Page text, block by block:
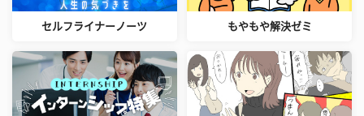
セルフライナーノーツ もやもや解決ゼミ